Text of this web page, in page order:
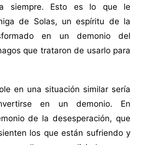
siempre. Esto es lo que le
de Solas, un espíritu de la
en un demonio del
que trataron de usarlo para
en una situación similar sería
en un demonio. En
de la desesperación, que
los que están sufriendo y